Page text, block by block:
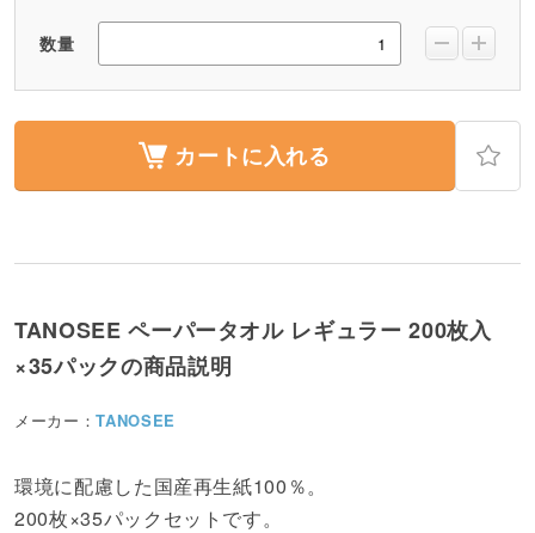
数量
カートに入れる
TANOSEE ペーパータオル レギュラー 200枚入
×35パックの商品説明
メーカー：TANOSEE
環境に配慮した国産再生紙100％。
200枚×35パックセットです。